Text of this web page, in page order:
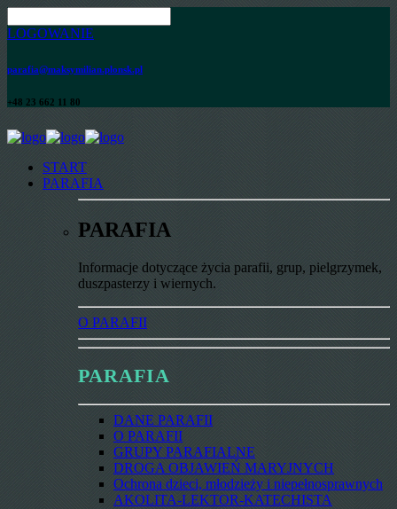
LOGOWANIE
parafia@maksymilian.plonsk.pl
+48 23 662 11 80
START
PARAFIA
PARAFIA
Informacje dotyczące życia parafii, grup, pielgrzymek,
duszpasterzy i wiernych.
O PARAFII
PARAFIA
DANE PARAFII
O PARAFII
GRUPY PARAFIALNE
DROGA OBJAWIEŃ MARYJNYCH
Ochrona dzieci, młodzieży i niepełnosprawnych
AKOLITA-LEKTOR-KATECHISTA